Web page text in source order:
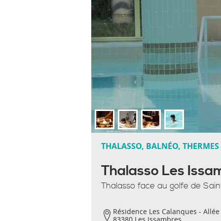
Thalasso Les
THALASSO, BALNÉO, THERMES
Thalasso face au golfe de
Résidence Les Calanques -